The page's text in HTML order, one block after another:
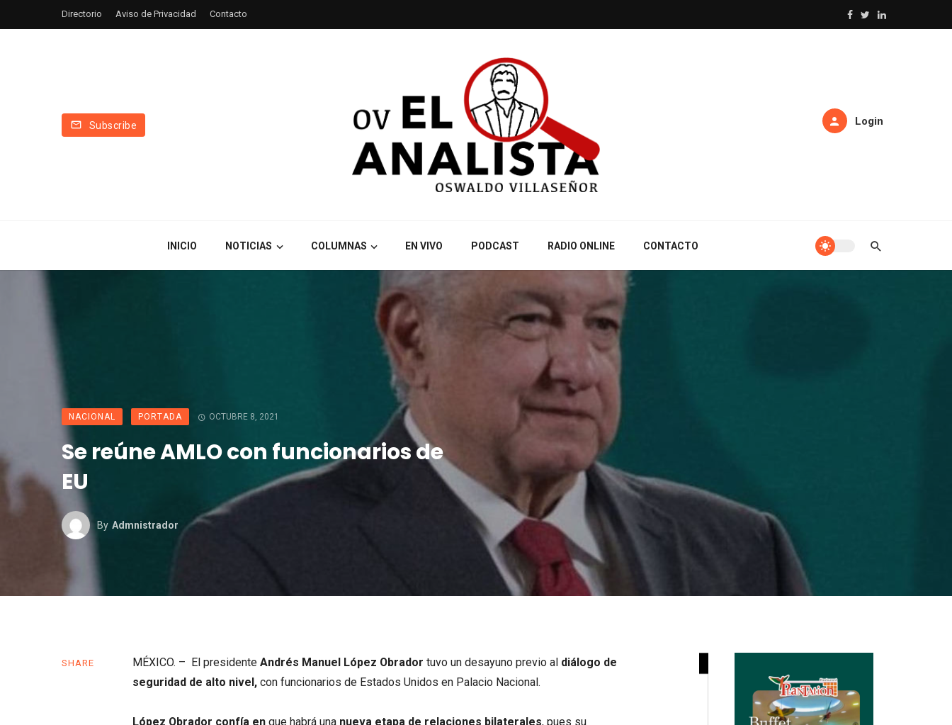
Directorio Aviso de Privacidad Contacto
Subscribe Login
INICIO NOTICIAS COLUMNAS EN VIVO PODCAST RADIO ONLINE CONTACTO
NACIONAL PORTADA OCTUBRE 8, 2021
Se reúne AMLO con funcionarios de
EU
By Admnistrador
SHARE MÉXICO. – El presidente Andrés Manuel López Obrador tuvo un desayuno previo al diálogo de
seguridad de alto nivel, con funcionarios de Estados Unidos en Palacio Nacional.
López Obrador confía en que habrá una nueva etapa de relaciones bilaterales, pues su